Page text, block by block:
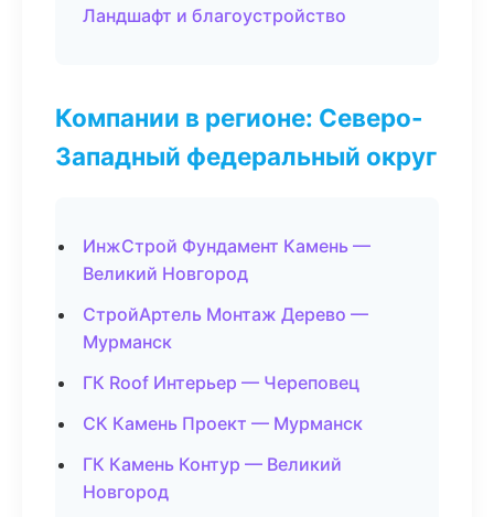
Ландшафт и благоустройство
Компании в регионе: Северо-
Западный федеральный округ
ИнжСтрой Фундамент Камень —
Великий Новгород
СтройАртель Монтаж Дерево —
Мурманск
ГК Roof Интерьер — Череповец
СК Камень Проект — Мурманск
ГК Камень Контур — Великий
Новгород